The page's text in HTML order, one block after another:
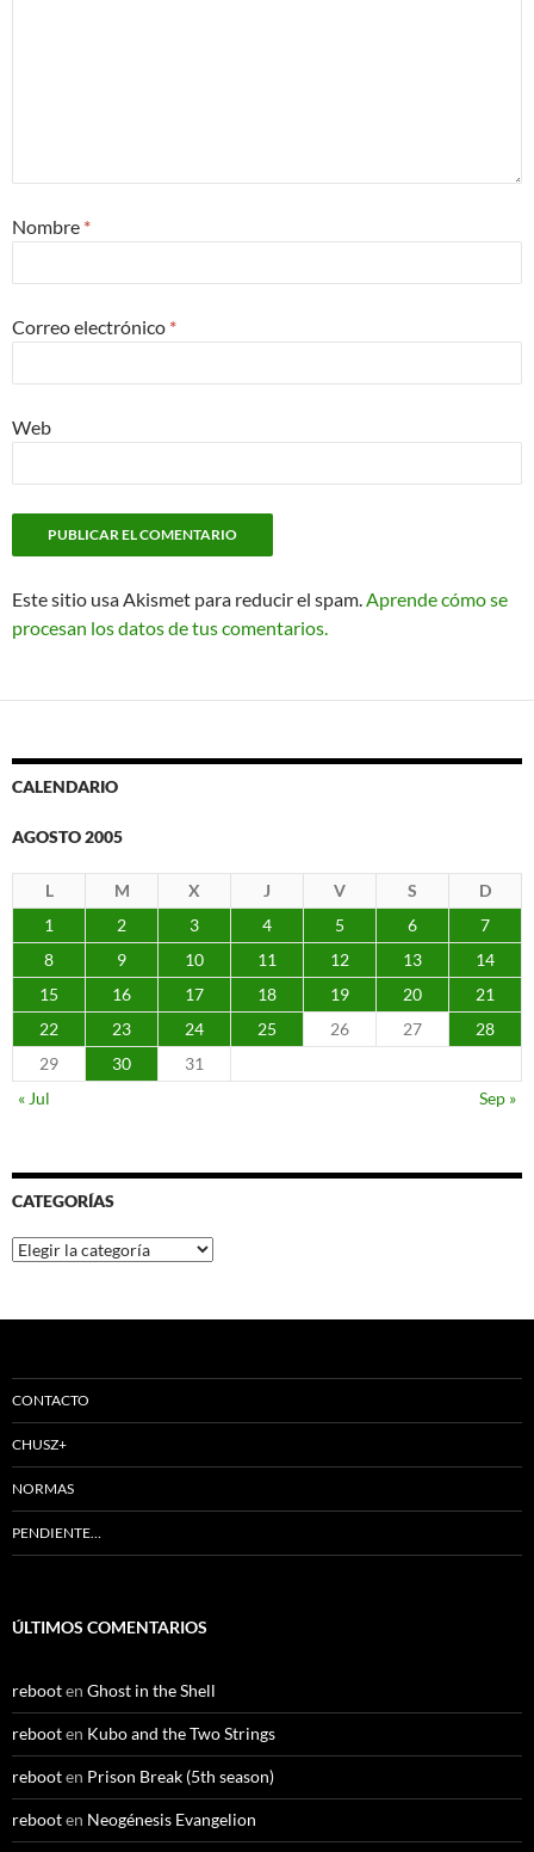
Nombre *
Correo electrónico *
Web
Este sitio usa Akismet para reducir el spam.Aprende cómo se
procesan los datos de tus comentarios.
CALENDARIO
AGOSTO 2005
L M X J V S
D
1
2 3 4 5 6
7
8
9 10 11 12 13
14
15
16 17 18 19 20
21
22
23 24 25 26 27
28
29
30
31
« Jul
Sep »
CATEGORÍAS
Categorías
CONTACTO
CHUSZ+
NORMAS
PENDIENTE…
ÚLTIMOS COMENTARIOS
rebooten Ghost in the Shell
rebooten Kubo and the Two Strings
rebooten Prison Break (5th season)
rebooten Neogénesis Evangelion